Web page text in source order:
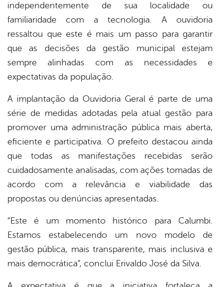
independentemente de sua localidade ou
familiaridade com a tecnologia. A ouvidoria
ressaltou que este é mais um passo para garantir
que as decisões da gestão municipal estejam
sempre alinhadas com as necessidades e
expectativas da população.
A implantação da Ouvidoria Geral é parte de uma
série de medidas adotadas pela atual gestão para
promover uma administração pública mais aberta,
eficiente e participativa. O prefeito destacou ainda
que todas as manifestações recebidas serão
cuidadosamente analisadas, com ações tomadas de
acordo com a relevância e viabilidade das
propostas ou denúncias apresentadas.
“Este é um momento histórico para Calumbi.
Estamos estabelecendo um novo modelo de
gestão pública, mais transparente, mais inclusiva e
mais democrática”, conclui Erivaldo José da Silva.